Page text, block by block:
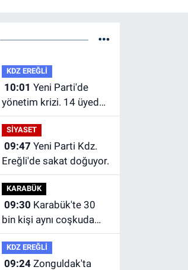
KDZ EREĞLİ
10:01
yönetim krizi. 14 üyeden
ortak bildiri.
SİYASET
09:47
Ereğli'de sakat doğuyor.
KARABÜK
09:30
bin kişi aynı coşkuda
buluştu.
KDZ EREĞLİ
09:24Zonguldak'ta